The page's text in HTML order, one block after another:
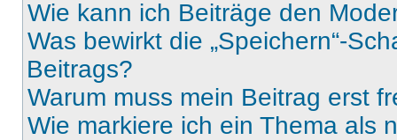
Wie kann ich Beiträge den
Was bewirkt die „Speichern“-
Beitrags?
Warum muss mein Beitrag erst
Wie markiere ich ein Thema als